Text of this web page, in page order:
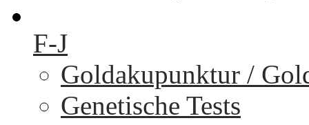
F-J
Goldakupunktur /
Genetische Tests